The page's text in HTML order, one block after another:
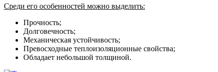
Среди его особенностей можно выделить:
Прочность;
Долговечность;
Механическая устойчивость;
Превосходные теплоизоляционные свойства;
Обладает небольшой толщиной.